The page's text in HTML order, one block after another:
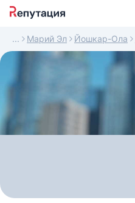
Марий Эл Йошкар-Ола